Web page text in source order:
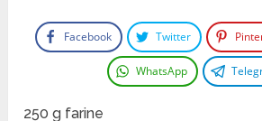
Facebook Twitter
WhatsApp
250 g farine